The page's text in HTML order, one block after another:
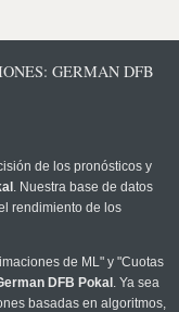
GERMAN DFB
de los pronósticos y
. Nuestra base de datos
rendimiento de los
de ML" y "Cuotas
DFB Pokal . Ya sea
basadas en algoritmos,